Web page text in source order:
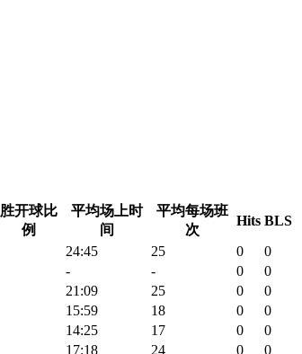
胜开球比
例
平均场上时
间
平均每场班
次
Hits BLS
24:45 25 0
0
- - 0
0
21:09 25 0
0
15:59 18 0
0
14:25 17 0
0
17:18 24 0 0